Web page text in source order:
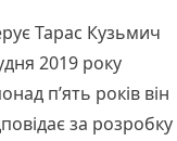
Тарас Кузьмич
2019 року
п’ять років він
за розробку